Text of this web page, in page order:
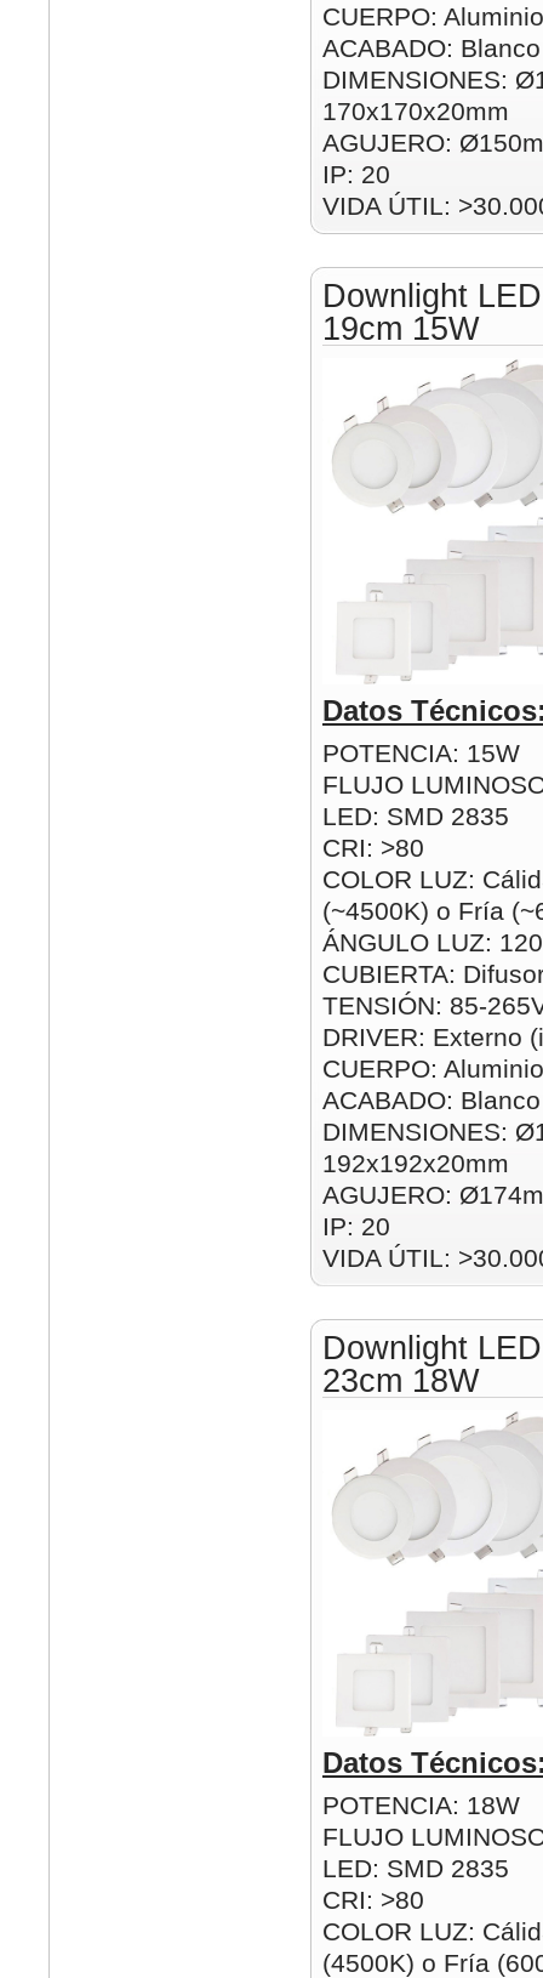
CUERPO: Aluminio
ACABADO: Blanco
DIMENSIONES:
170x170x20mm
AGUJERO:
IP: 20
VIDA ÚTIL:
Downlight
19cm 15W
Datos
POTENCIA: 15W
FLUJO
LED: SMD 2835
CRI: >80
COLOR LUZ:
(~4500K) o Fría
ÁNGULO LUZ:
CUBIERTA:
TENSIÓN: 85-
DRIVER: Externo
CUERPO: Aluminio
ACABADO: Blanco
DIMENSIONES:
192x192x20mm
AGUJERO:
IP: 20
VIDA ÚTIL:
Downlight
23cm 18W
Datos
POTENCIA: 18W
FLUJO
LED: SMD 2835
CRI: >80
COLOR LUZ:
(4500K) o Fría